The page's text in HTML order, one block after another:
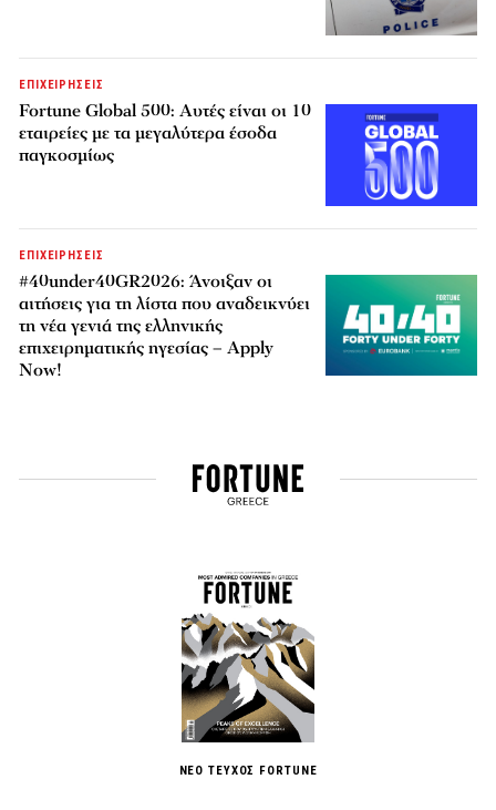
ΕΠΙΧΕΙΡΗΣΕΙΣ
Fortune Global 500: Αυτές είναι οι 10
εταιρείες με τα μεγαλύτερα έσοδα
παγκοσμίως
ΕΠΙΧΕΙΡΗΣΕΙΣ
#40under40GR2026: Άνοιξαν οι
αιτήσεις για τη λίστα που αναδεικνύει
τη νέα γενιά της ελληνικής
επιχειρηματικής ηγεσίας – Apply
Now!
ΝΕΟ ΤΕΥΧΟΣ FORTUNE